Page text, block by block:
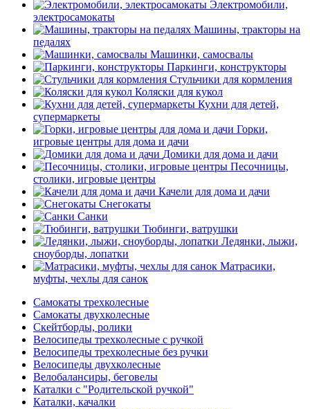
Электромобили,
электросамокаты
Машины, тракторы на
педалях
Машинки, самосвалы
Паркинги, конструкторы
Стульчики для кормления
Коляски для кукол
Кухни для детей,
супермаркеты
Горки,
игровые центры для дома и дачи
Домики для дома и дачи
Песочницы,
столики, игровые центры
Качели для дома и дачи
Снегокаты
Санки
Тюбинги, ватрушки
Ледянки, лыжи,
сноуборды, лопатки
Матрасики,
муфты, чехлы для санок
Самокаты трехколесные
Самокаты двухколесные
Скейтборды, ролики
Велосипеды трехколесные с ручкой
Велосипеды трехколесные без ручки
Велосипеды двухколесные
Велобалансиры, беговелы
Каталки с "Родительской ручкой"
Каталки, качалки